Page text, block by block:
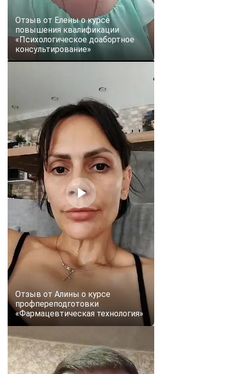
Отзыв от Елены о курсе
повышения квалификации
«Психологическое доабортное
консультирование»
Отзыв от Алины о курсе
профпереподготовки
«Фармацевтическая технология»